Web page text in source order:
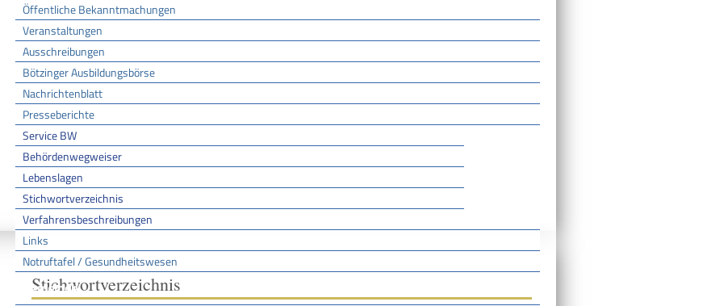
Öffentliche Bekanntmachungen
Veranstaltungen
Ausschreibungen
Bötzinger Ausbildungsbörse
Nachrichtenblatt
Presseberichte
Service BW
Behördenwegweiser
Lebenslagen
Stichwortverzeichnis
Verfahrensbeschreibungen
Links
Notruftafel / Gesundheitswesen
Gemeinde
Sie sind hier:Startseite /Aktuell /Service BW /Stichwortverzeichnis
Stichwortverzeichnis